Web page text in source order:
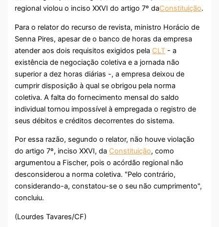
regional violou o inciso XXVI do artigo 7º daConstituição.
Para o relator do recurso de revista, ministro Horácio de
Senna Pires, apesar de o banco de horas da empresa
atender aos dois requisitos exigidos pela CLT - a
existência de negociação coletiva e a jornada não
superior a dez horas diárias -, a empresa deixou de
cumprir disposição à qual se obrigou pela norma
coletiva. A falta do fornecimento mensal do saldo
individual tornou impossível à empregada o registro de
seus débitos e créditos decorrentes do sistema.
Por essa razão, segundo o relator, não houve violação
do artigo 7º, inciso XXVI, da Constituição, como
argumentou a Fischer, pois o acórdão regional não
desconsiderou a norma coletiva. "Pelo contrário,
considerando-a, constatou-se o seu não cumprimento",
concluiu.
(Lourdes Tavares/CF)